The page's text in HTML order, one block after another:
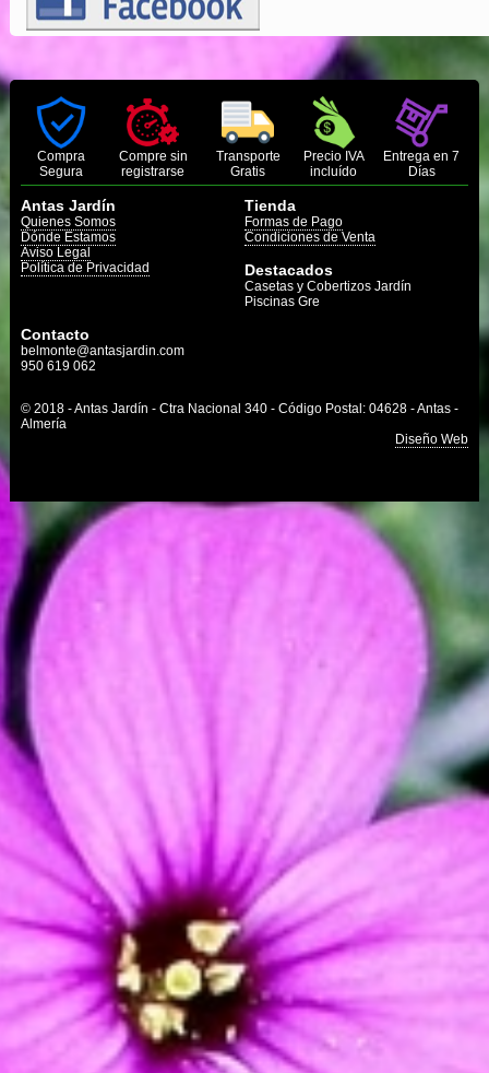
Compra
Segura
Compre sin
registrarse
Transporte
Gratis
Precio IVA
incluído
Entrega en 7
Días
Antas Jardín
Quienes Somos
Dónde Estamos
Aviso Legal
Política de Privacidad
Tienda
Formas de Pago
Condiciones de Venta
Destacados
Casetas y Cobertizos Jardín
Piscinas Gre
Contacto
belmonte@antasjardin.com
950 619 062
© 2018 - Antas Jardín - Ctra Nacional 340 - Código Postal: 04628 - Antas -
Almería
Diseño Web